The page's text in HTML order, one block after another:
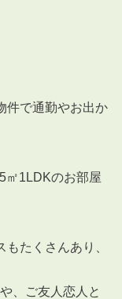
力に自信あり
フォーム
件で通勤やお出か
㎡1LDKのお部屋
たくさんあり、
、ご友人恋人と